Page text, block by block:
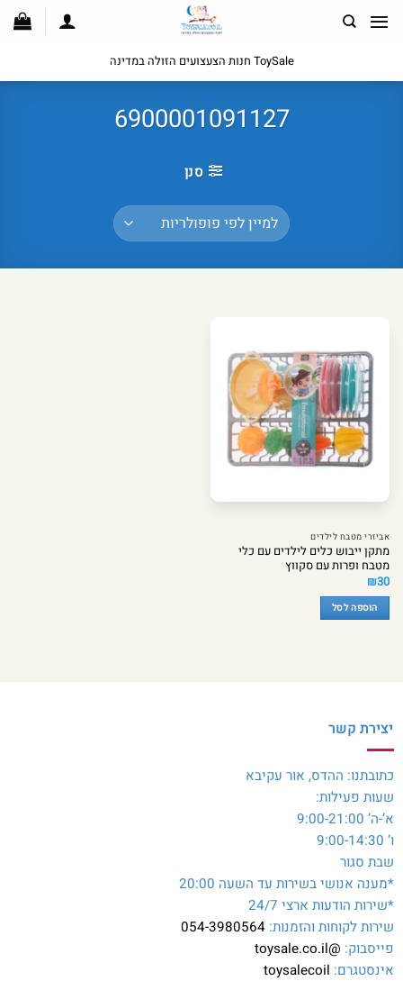
לתוכן
ToySale חנות הצעצועים הזולה במדינה
6900001091127
סנן
אביזרי מטבח לילדים
מתקן ייבוש כלים לילדים עם כלי
מטבח ופרות עם סקווץ
₪30
הוספה לסל
יצירת קשר
כתובתנו: ההדס, אור עקיבא
שעות פעילות:
א’-ה’ 9:00-21:00
ו’ 9:00-14:30
שבת סגור
*מענה אנושי בשירות עד השעה 20:00
*שירות הודעות ארצי 24/7
שירות לקוחות והזמנות: 054-3980564
פייסבוק: @toysale.co.il
אינסטגרם: toysalecoil